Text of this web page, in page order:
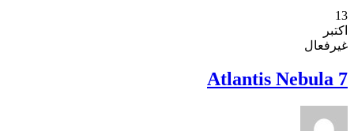
13
اکتبر
غیرفعال
Atlantis Nebula 7